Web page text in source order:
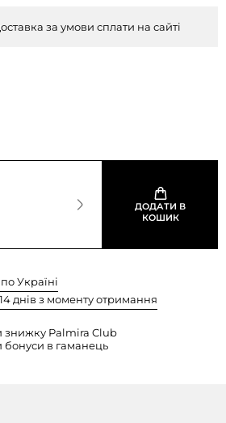
за умови сплати на сайті
ДОДАТИ В
КОШИК
Україні
днів з моменту отримання
знижку Palmira Club
бонуси в гаманець